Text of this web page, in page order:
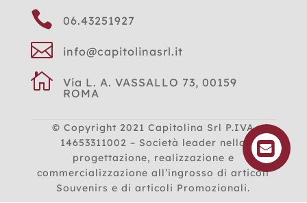
 06.43251927
 info@capitolinasrl.it

Via L. A. VASSALLO 73, 00159
ROMA
© Copyright 2021Capitolina Srl P.IVA
14653311002 – Società leader nella
progettazione, realizzazione e
commercializzazione all’ingrosso di articoli
Souvenirs e di articoli Promozionali.